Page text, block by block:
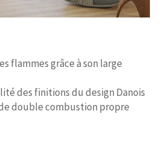
flammes grâce à son large
des finitions du design Danois
double combustion propre